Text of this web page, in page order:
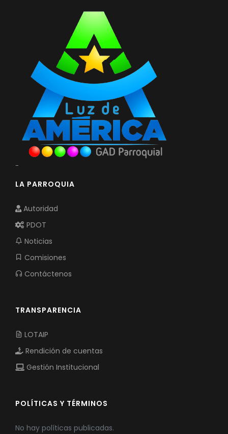
-
LA PARROQUIA
Autoridad
PDOT
Noticias
Comisiones
Contáctenos
TRANSPARENCIA
LOTAIP
Rendición de cuentas
Gestión Institucional
POLÍTICAS Y TÉRMINOS
No hay políticas publicadas.